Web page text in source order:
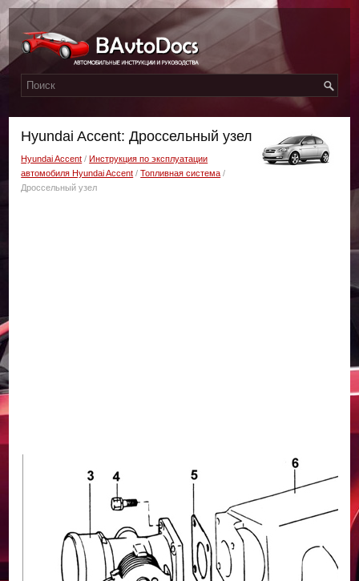
Hyundai Accent: Дроссельный узел
Hyundai Accent /Инструкция по эксплуатации
автомобиля Hyundai Accent /Топливная система /
Дроссельный узел